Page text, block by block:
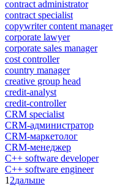
contract administrator
contract specialist
copywriter content manager
corporate lawyer
corporate sales manager
cost controller
country manager
creative group head
credit-analyst
credit-controller
CRM specialist
CRM-администратор
CRM-маркетолог
CRM-менеджер
C++ software developer
C++ software engineer
1 2дальше